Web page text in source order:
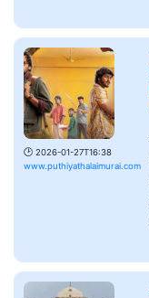
🕑 2026-01-27T16:38
www.puthiyathalaimurai.com